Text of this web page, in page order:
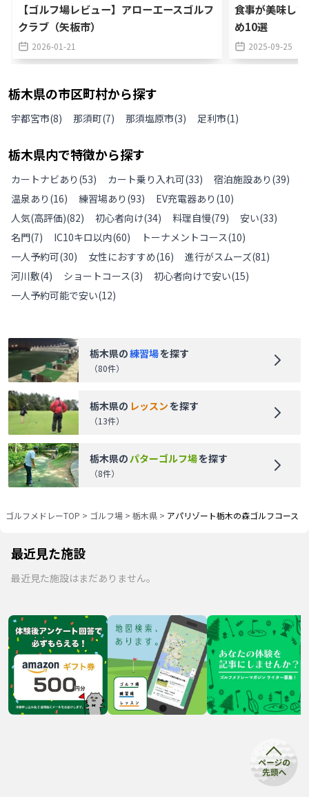
【ゴルフ場レビュー】アローエースゴルフ
クラブ（矢板市）
2026-01-21
食事が美味し
め10選
2025-09-25
栃木県の市区町村から探す
宇都宮市(8) 那須町(7) 那須塩原市(3) 足利市(1)
栃木県内で特徴から探す
カートナビあり (53) カート乗り入れ可(33) 宿泊施設あり (39)
温泉あり (16) 練習場あり (93) EV充電器あり (10)
人気(高評価)(82) 初心者向け(34) 料理自慢(79) 安い(33)
名門(7) IC10キロ以内(60) トーナメントコース(10)
一人予約可(30) 女性におすすめ(16) 進行がスムーズ(81)
河川敷(4) ショートコース(3) 初心者向けで安い(15)
一人予約可能で安い(12)
栃木県の練習場を探す
（80件）
栃木県の レッスンを探す
（13件）
栃木県のパターゴルフ場を探す
（8件）
ゴルフメドレーTOP > ゴルフ場 > 栃木県 > アパリゾート栃木の森ゴルフコース
最近見た施設
最近見た施設はまだありません。